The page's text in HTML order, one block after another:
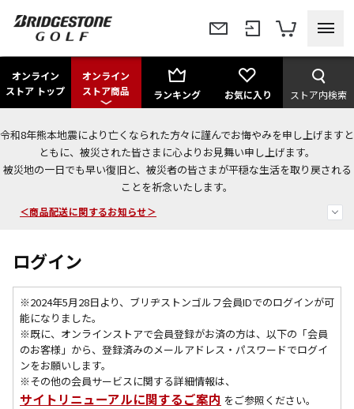
オンライン
ストア トップ
オンライン
ストア商品
ランキング お気に入り ストア内検索
令和8年熊本地震により亡くなられた方々に謹んでお悔やみを申し上げますと
ともに、被災された皆さまに心よりお見舞い申し上げます。
被災地の一日でも早い復旧と、被災者の皆さまが平穏な生活を取り戻される
ことを祈念いたします。
＜夏季休暇中のご注文・発送・お問い合わせ＞
今なら新規会員登録で1,000円OFFクーポンプレゼント！
＜商品配送に関するお知らせ＞
ログイン
※2024年5月28日より、ブリヂストンゴルフ会員IDでのログインが可
能になりました。
※既に、 オンラインストアで会員登録がお済の方は、以下の「会員
のお客様」から、登録済みのメールアドレス・パスワードでログイ
ンをお願いします。
※その他の会員サービスに関する詳細情報は、
サイトリニューアルに関するご案内 をご参照ください。